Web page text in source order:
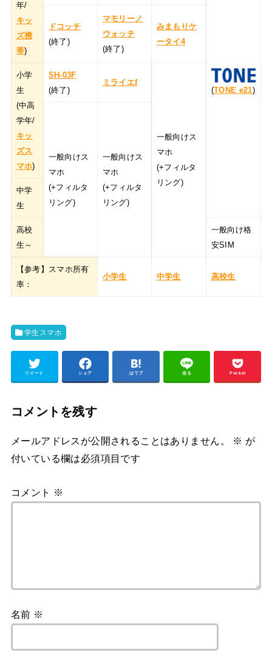
年/
キッ
ズ携
帯)
(TONE e21)
ドコッチ
(終了)
マモリーノ
ウォッチ
(終了)
みまもりケ
ータイ4
小学
生
(中高
学年/
キッ
ズス
マホ)
SH-03F
(終了)
ミライエf
一般向けス
マホ
(+フィルタ
リング)
一般向けス
マホ
(+フィルタ
リング)
一般向けス
マホ
(+フィルタ
リング)
中学
生
高校
生～
一般向け格
安SIM
【参考】スマホ所有
率：
小学生 中学生 高校生
学生スマホ
ツイート シェア はてブ 送る Pocket
コメントを残す
メールアドレスが公開されることはありません。 ※ が
付いている欄は必須項目です
コメント ※
名前 ※